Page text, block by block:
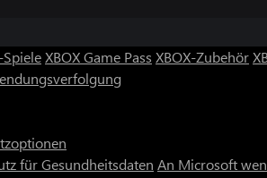
brain and expand your vocabulary?
2 now and enjoy the ultimate classic word
SpieleXBOX Game Pass XBOX-Zubehör
für Gesundheitsdaten An Microsoft